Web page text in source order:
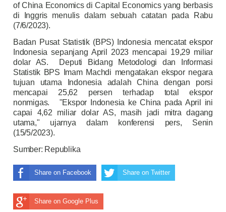
of China Economics di Capital Economics yang berbasis
di Inggris menulis dalam sebuah catatan pada Rabu
(7/6/2023).
Badan Pusat Statistik (BPS) Indonesia mencatat ekspor
Indonesia sepanjang April 2023 mencapai 19,29 miliar
dolar AS. Deputi Bidang Metodologi dan Informasi
Statistik BPS Imam Machdi mengatakan ekspor negara
tujuan utama Indonesia adalah China dengan porsi
mencapai 25,62 persen terhadap total ekspor
nonmigas. "Ekspor Indonesia ke China pada April ini
capai 4,62 miliar dolar AS, masih jadi mitra dagang
utama," ujarnya dalam konferensi pers, Senin
(15/5/2023).
Sumber: Republika
Share on Facebook Share on Twitter
Share on Google Plus